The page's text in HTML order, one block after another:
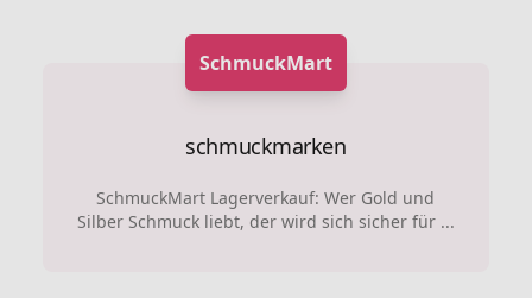
SchmuckMart
schmuckmarken
SchmuckMart Lagerverkauf: Wer Gold und
Silber Schmuck liebt, der wird sich sicher für ...